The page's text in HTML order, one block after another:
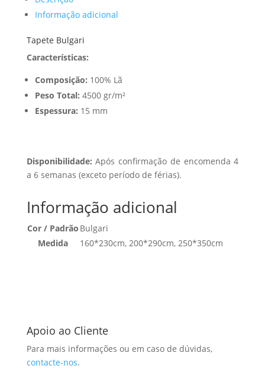
Informação adicional
Tapete Bulgari
Características:
Composição: 100% Lã
Peso Total: 4500 gr/m²
Espessura: 15 mm
Disponibilidade:Após confirmação de encomenda 4
a 6 semanas (exceto período de férias).
Informação adicional
Cor / Padrão Bulgari
Medida
160*230cm, 200*290cm, 250*350cm
Apoio ao Cliente
Para mais informações ou em caso de dúvidas,
contacte-nos.